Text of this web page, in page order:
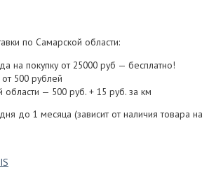
по Самарской области:
на покупку от 25000 руб — бесплатно!
500 рублей
области — 500 руб. + 15 руб. за км
до 1 месяца (зависит от наличия товара на